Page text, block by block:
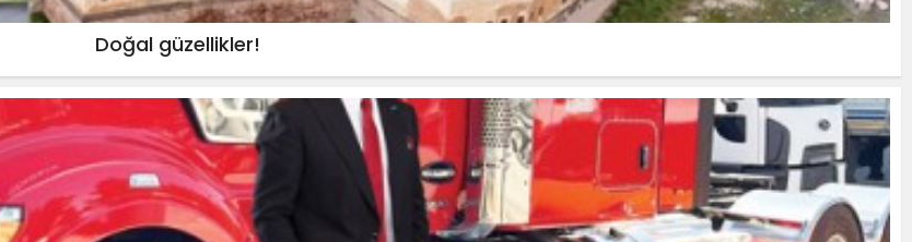
Doğal güzellikler!